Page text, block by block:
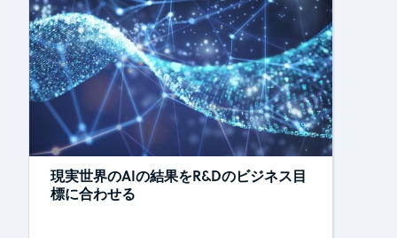
現実世界のAIの結果をR&Dのビジネス目
標に合わせる